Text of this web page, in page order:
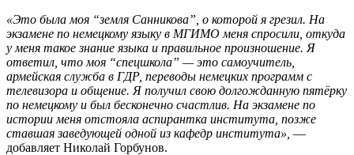
«Это была моя “земля Санникова”, о которой я грезил. На
экзамене по немецкому языку в МГИМО меня спросили, откуда
у меня такое знание языка и правильное произношение. Я
ответил, что моя “спецшкола” — это самоучитель,
армейская служба в ГДР, переводы немецких программ с
телевизора и общение. Я получил свою долгожданную пятёрку
по немецкому и был бесконечно счастлив. На экзамене по
истории меня отстояла аспирантка института, позже
ставшая заведующей одной из кафедр института», —
добавляет Николай Горбунов.